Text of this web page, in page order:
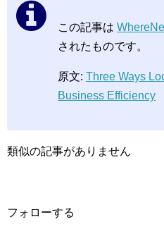
この記事は
されたものです。
原文: Three Ways
Business Efficiency
類似の記事がありません
フォローする